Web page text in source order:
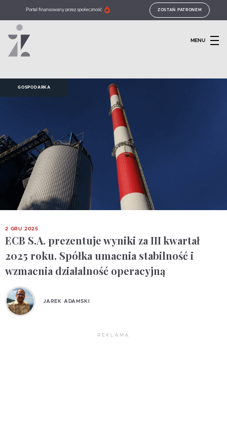
Portal finansowany przez społeczność ZOSTAŃ PATRONEM
MENU
GOSPODARKA
2 GRU 2025
ECB S.A. prezentuje wyniki za III kwartał
2025 roku. Spółka umacnia stabilność i
wzmacnia działalność operacyjną
JAREK ADAMSKI
REKLAMA